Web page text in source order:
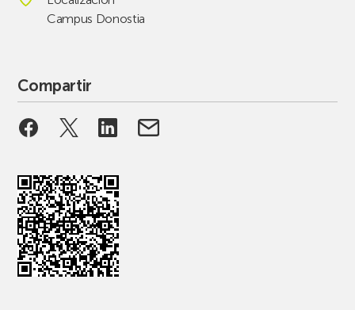
Campus Donostia
Compartir